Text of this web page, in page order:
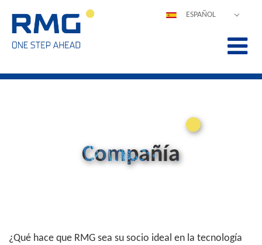
ESPAÑOL
中文
Compañía
¿Qué hace que RMG sea su socio ideal en la tecnología